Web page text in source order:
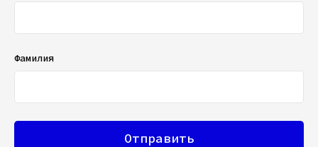
Фамилия
Отправить